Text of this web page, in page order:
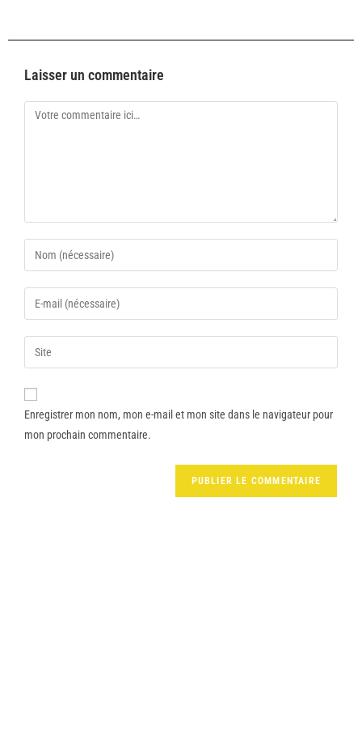
Laisser un commentaire
Enregistrer mon nom, mon e-mail et mon site dans le navigateur pour
mon prochain commentaire.